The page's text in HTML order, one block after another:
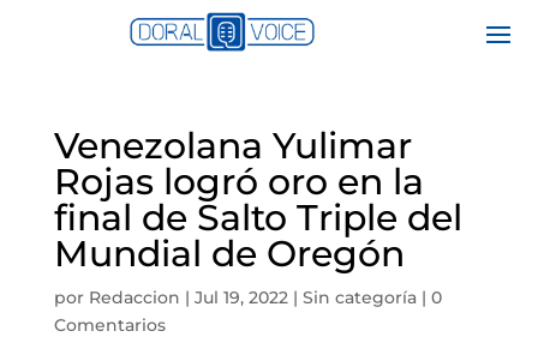
Venezolana Yulimar
Rojas logró oro en la
final de Salto Triple del
Mundial de Oregón
por Redaccion | Jul 19, 2022| Sin categoría| 0
Comentarios